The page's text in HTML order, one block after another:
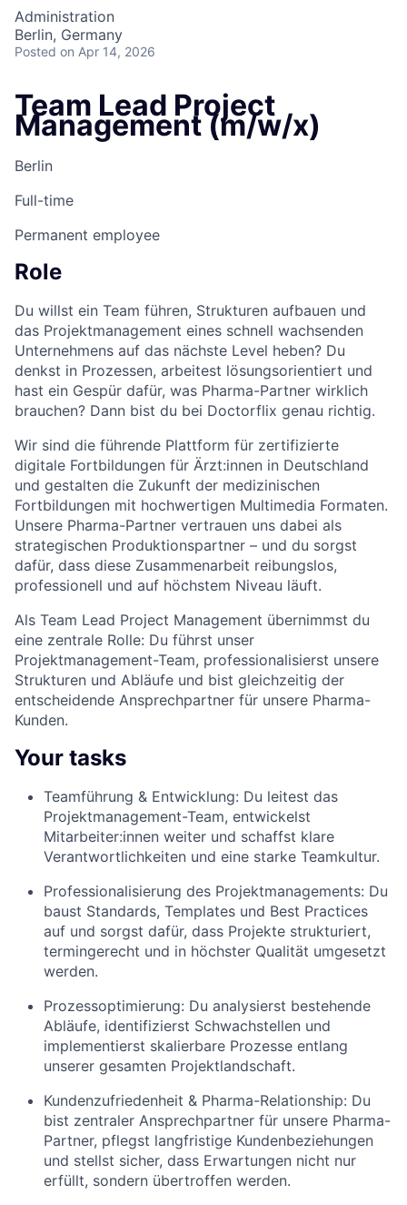
Administration
Berlin, Germany
Posted on Apr 14, 2026
Team Lead Project
Management (m/w/x)
Berlin
Full-time
Permanent employee
Role
Du willst ein Team führen, Strukturen aufbauen und
das Projektmanagement eines schnell wachsenden
Unternehmens auf das nächste Level heben? Du
denkst in Prozessen, arbeitest lösungsorientiert und
hast ein Gespür dafür, was Pharma-Partner wirklich
brauchen? Dann bist du bei Doctorflix genau richtig.
Wir sind die führende Plattform für zertifizierte
digitale Fortbildungen für Ärzt:innen in Deutschland
und gestalten die Zukunft der medizinischen
Fortbildungen mit hochwertigen Multimedia Formaten.
Unsere Pharma-Partner vertrauen uns dabei als
strategischen Produktionspartner – und du sorgst
dafür, dass diese Zusammenarbeit reibungslos,
professionell und auf höchstem Niveau läuft.
Als Team Lead Project Management übernimmst du
eine zentrale Rolle: Du führst unser
Projektmanagement-Team, professionalisierst unsere
Strukturen und Abläufe und bist gleichzeitig der
entscheidende Ansprechpartner für unsere Pharma-
Kunden.
Your tasks
Teamführung & Entwicklung: Du leitest das
Projektmanagement-Team, entwickelst
Mitarbeiter:innen weiter und schaffst klare
Verantwortlichkeiten und eine starke Teamkultur.
Professionalisierung des Projektmanagements: Du
baust Standards, Templates und Best Practices
auf und sorgst dafür, dass Projekte strukturiert,
termingerecht und in höchster Qualität umgesetzt
werden.
Prozessoptimierung: Du analysierst bestehende
Abläufe, identifizierst Schwachstellen und
implementierst skalierbare Prozesse entlang
unserer gesamten Projektlandschaft.
Kundenzufriedenheit & Pharma-Relationship: Du
bist zentraler Ansprechpartner für unsere Pharma-
Partner, pflegst langfristige Kundenbeziehungen
und stellst sicher, dass Erwartungen nicht nur
erfüllt, sondern übertroffen werden.